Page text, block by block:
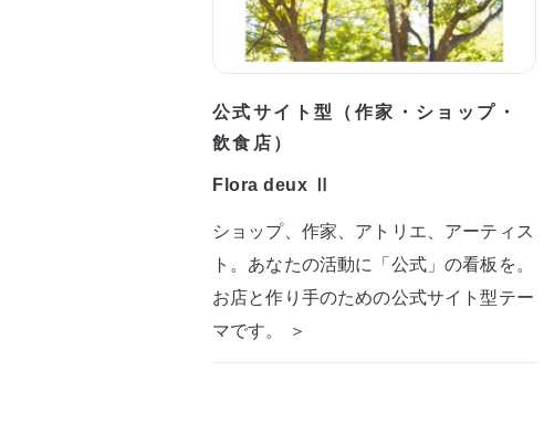
公式サイト型（作家・ショップ・
飲食店）
Flora deux Ⅱ
ショップ、作家、アトリエ、アーティス
ト。あなたの活動に「公式」の看板を。
お店と作り手のための公式サイト型テー
マです。 ＞